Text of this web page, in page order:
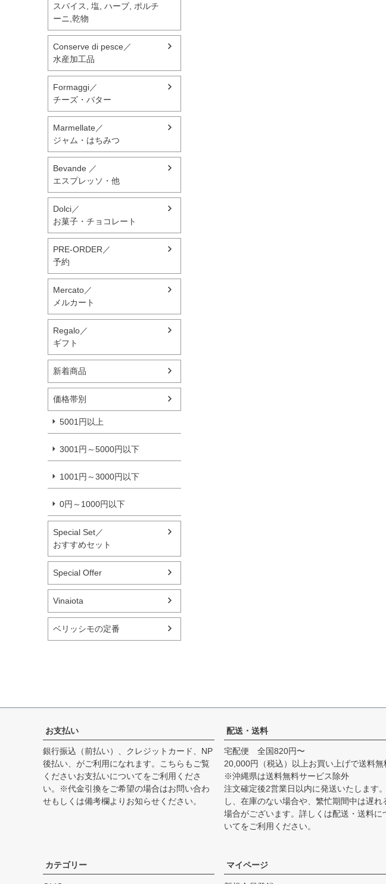
スパイス, 塩, ハーブ, ポルチ
ーニ,乾物
Conserve di pesce／
水産加工品
Formaggi／
チーズ・バター
Marmellate／
ジャム・はちみつ
Bevande ／
エスプレッソ・他
Dolci／
お菓子・チョコレート
PRE-ORDER／
予約
Mercato／
メルカート
Regalo／
ギフト
新着商品
価格帯別
5001円以上
3001円～5000円以下
1001円～3000円以下
0円～1000円以下
Special Set／
おすすめセット
Special Offer
Vinaiota
ベリッシモの定番
お支払い
銀行振込（前払い）、クレジットカード、NP
後払い、がご利用になれます。こちらもご覧
くださいお支払いについてをご利用くださ
い。※代金引換をご希望の場合はお問い合わ
せもしくは備考欄よりお知らせください。
配送・送料
宅配便 全国820円〜
20,000円（税込）以上お買い上げで送料無
※沖縄県は送料無料サービス除外
注文確定後2営業日以内に発送いたします
し、在庫のない場合や、繁忙期間中は遅れ
場合がございます。詳しくは配送・送料に
いてをご利用ください。
カテゴリー マイページ